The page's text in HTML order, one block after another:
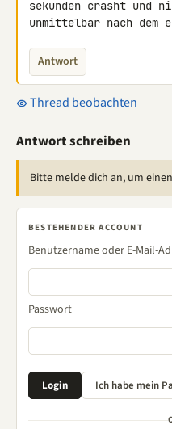
sekunden crasht und
unmittelbar nach
Antwort
Thread beobachten
Antwort schreiben
Bitte melde dich an, um
BESTEHENDER ACCOUNT
Benutzername oder E-Mail-
Passwort